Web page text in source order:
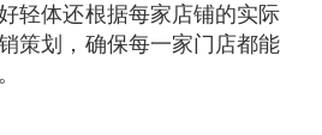
轻体还根据每家店铺的实际
策划，确保每一家门店都能